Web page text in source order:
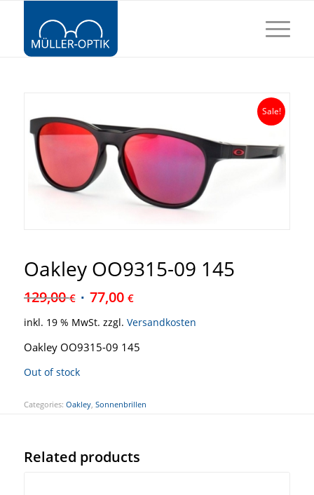
Sale!
Oakley OO9315-09 145
129,00€ 77,00 €
inkl. 19 % MwSt. zzgl. Versandkosten
Oakley OO9315-09 145
Out of stock
Categories: Oakley, Sonnenbrillen
Related products